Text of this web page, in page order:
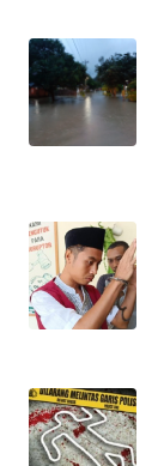
WN
NTT
KEPRI
PAPUA
WN
PAPUA
WN
RIAU